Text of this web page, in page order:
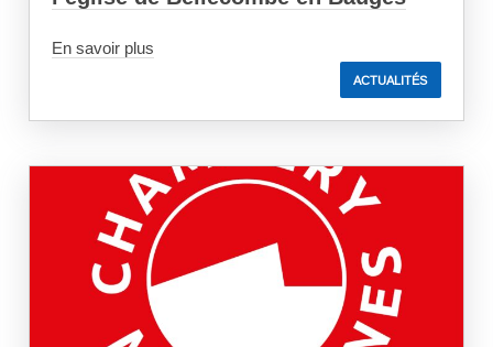
En savoir plus
ACTUALITÉS